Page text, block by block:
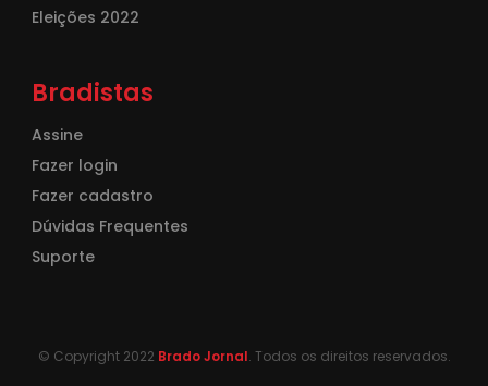
Eleições 2022
Bradistas
Assine
Fazer login
Fazer cadastro
Dúvidas Frequentes
Suporte
© Copyright 2022 Brado Jornal. Todos os direitos reservados.